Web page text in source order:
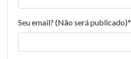
Seu email? (Não será publicado)*